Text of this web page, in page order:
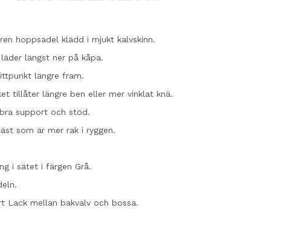
hoppsadel klädd i mjukt kalvskinn.
längst ner på kåpa.
längre fram.
tillåter längre ben eller mer vinklat knä.
support och stöd.
som är mer rak i ryggen.
i sätet i färgen Grå.
Lack mellan bakvalv och bossa.